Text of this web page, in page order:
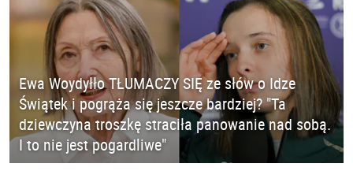
Ewa Woydyłło TŁUMACZY SIĘ ze słów o Idze
Świątek i pogrąża się jeszcze bardziej? "Ta
dziewczyna troszkę straciła panowanie nad sobą.
I to nie jest pogardliwe"